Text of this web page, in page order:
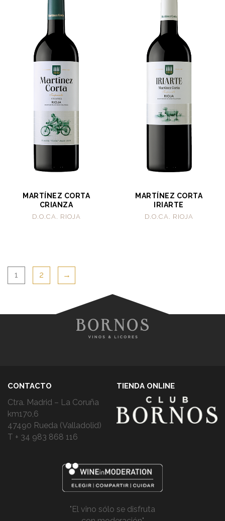
MARTÍNEZ CORTA
CRIANZA
D.O.CA. RIOJA
MARTÍNEZ CORTA
IRIARTE
D.O.CA. RIOJA
1 2 →
CONTACTO
Ctra. Madrid – La Coruña
km170,6
47490 Rueda (Valladolid)
T + 34 983 868 116
TIENDA ONLINE
"El vino sólo se disfruta